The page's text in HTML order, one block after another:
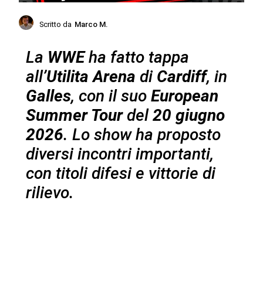
Scritto da Marco M.
La WWEha fatto tappa
all’Utilita Arena di Cardiff, in
Galles, con il suo European
Summer Tourdel20 giugno
2026. Lo show ha proposto
diversi incontri importanti,
con titoli difesi e vittorie di
rilievo.